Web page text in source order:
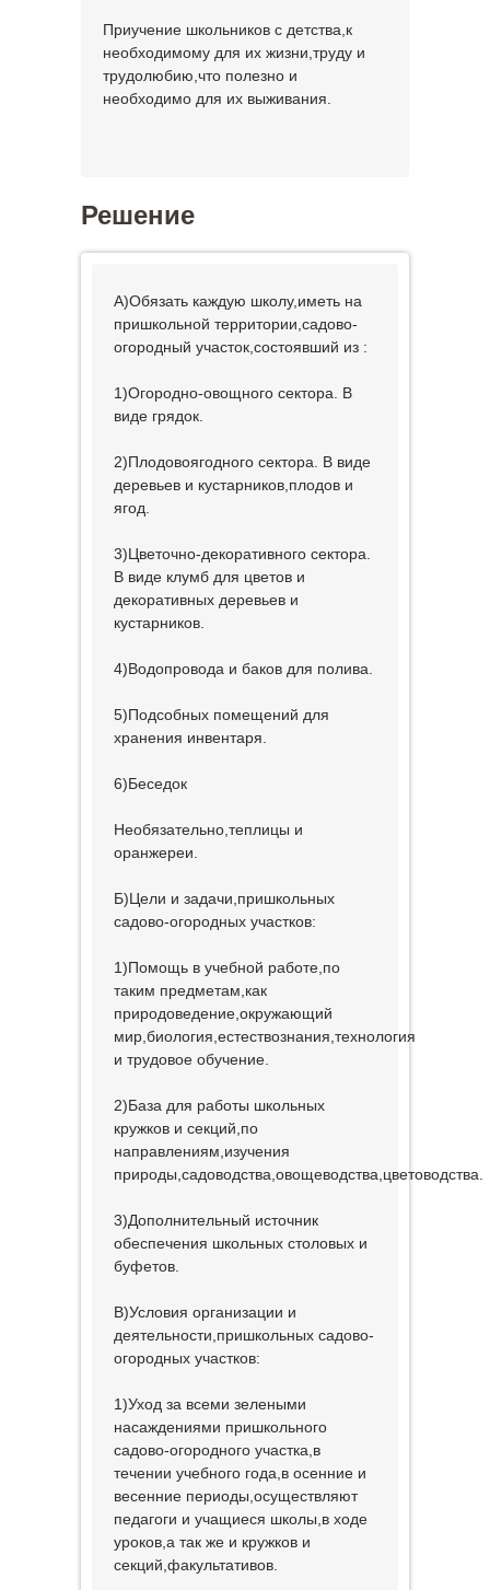
Приучение школьников с детства,к
необходимому для их жизни,труду и
трудолюбию,что полезно и
необходимо для их выживания.
Решение
А)Обязать каждую школу,иметь на
пришкольной территории,садово-
огородный участок,состоявший из :
1)Огородно-овощного сектора. В
виде грядок.
2)Плодовоягодного сектора. В виде
деревьев и кустарников,плодов и
ягод.
3)Цветочно-декоративного сектора.
В виде клумб для цветов и
декоративных деревьев и
кустарников.
4)Водопровода и баков для полива.
5)Подсобных помещений для
хранения инвентаря.
6)Беседок
Необязательно,теплицы и
оранжереи.
Б)Цели и задачи,пришкольных
садово-огородных участков:
1)Помощь в учебной работе,по
таким предметам,как
природоведение,окружающий
мир,биология,естествознания,технология
и трудовое обучение.
2)База для работы школьных
кружков и секций,по
направлениям,изучения
природы,садоводства,овощеводства,цветоводства.
3)Дополнительный источник
обеспечения школьных столовых и
буфетов.
В)Условия организации и
деятельности,пришкольных садово-
огородных участков:
1)Уход за всеми зелеными
насаждениями пришкольного
садово-огородного участка,в
течении учебного года,в осенние и
весенние периоды,осуществляют
педагоги и учащиеся школы,в ходе
уроков,а так же и кружков и
секций,факультативов.